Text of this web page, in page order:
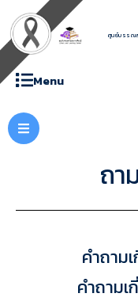
ศูนย์บรรณส
Menu
ถา
คำถาม
คำถาม